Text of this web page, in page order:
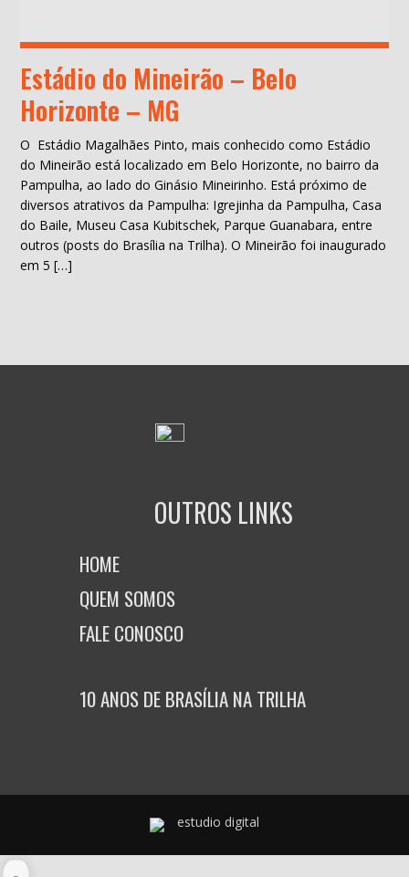
Estádio do Mineirão – Belo
Horizonte – MG
O Estádio Magalhães Pinto, mais conhecido como Estádio
do Mineirão está localizado em Belo Horizonte, no bairro da
Pampulha, ao lado do Ginásio Mineirinho. Está próximo de
diversos atrativos da Pampulha: Igrejinha da Pampulha, Casa
do Baile, Museu Casa Kubitschek, Parque Guanabara, entre
outros (posts do Brasília na Trilha). O Mineirão foi inaugurado
em 5 […]
OUTROS LINKS
HOME
QUEM SOMOS
FALE CONOSCO
10 ANOS DE BRASÍLIA NA TRILHA
estudio digital